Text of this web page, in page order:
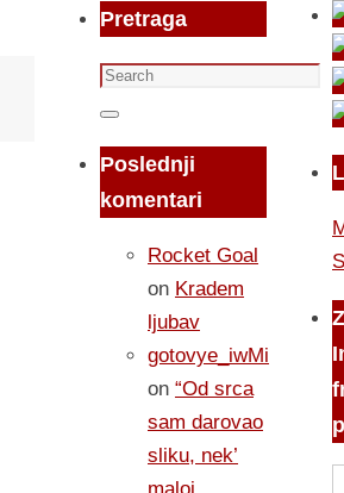
Pretraga
Search
for:
Search
Poslednji
komentari
Rocket Goal
on Kradem
ljubav
gotovye_iwMi
on “Od srca
sam darovao
sliku, nek’